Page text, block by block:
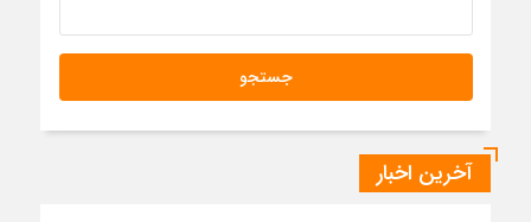
آخرین اخبار